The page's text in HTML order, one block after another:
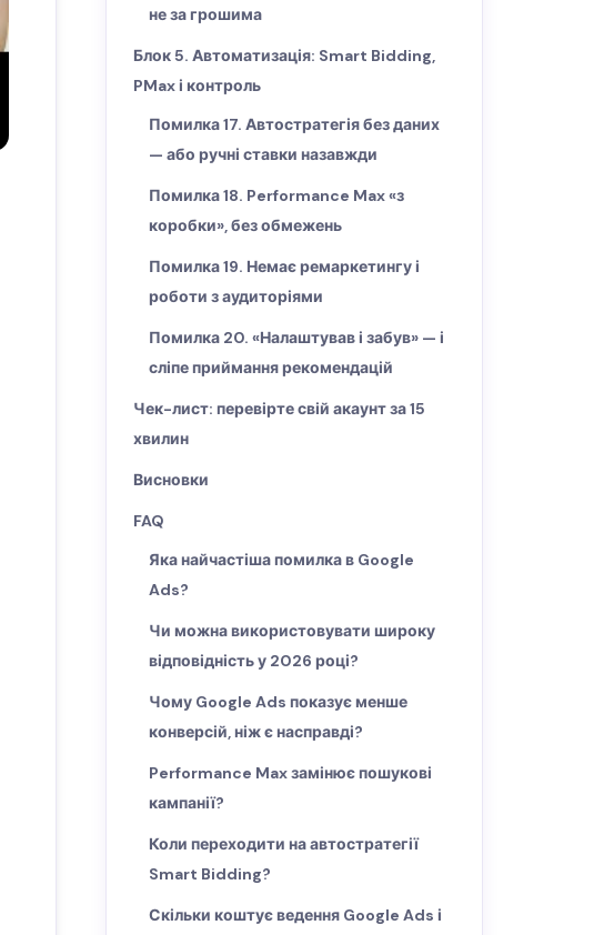
не за грошима
Блок 5. Автоматизація: Smart Bidding,
PMax і контроль
Помилка 17. Автостратегія без даних
— або ручні ставки назавжди
Помилка 18. Performance Max «з
коробки», без обмежень
Помилка 19. Немає ремаркетингу і
роботи з аудиторіями
Помилка 20. «Налаштував і забув» — і
сліпе приймання рекомендацій
Чек-лист: перевірте свій акаунт за 15
хвилин
Висновки
FAQ
Яка найчастіша помилка в Google
Ads?
Чи можна використовувати широку
відповідність у 2026 році?
Чому Google Ads показує менше
конверсій, ніж є насправді?
Performance Max замінює пошукові
кампанії?
Коли переходити на автостратегії
Smart Bidding?
Скільки коштує ведення Google Ads і